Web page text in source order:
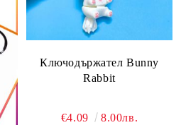
Ключодържател Bunny
Rabbit
€4.09 8.00лв.